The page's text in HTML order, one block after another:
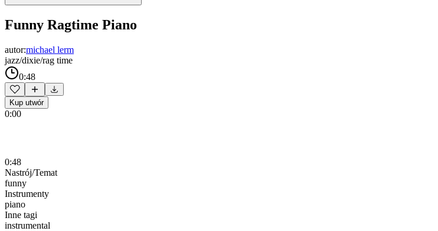
Funny Ragtime Piano
autor:michael lerm
jazz/dixie/rag time
0:48
Kup utwór
0:00
0:48
Nastrój/Temat
funny
Instrumenty
piano
Inne tagi
instrumental